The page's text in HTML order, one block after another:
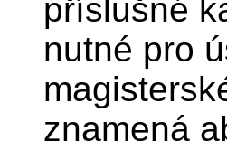
příslušné
nutné pro
znamená